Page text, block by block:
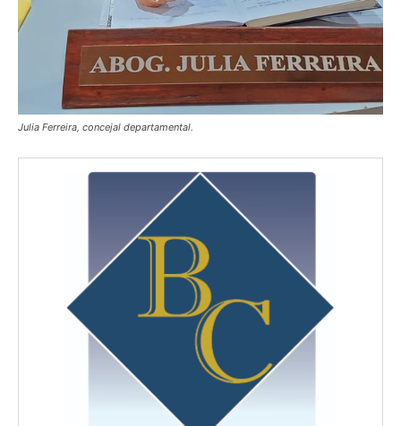
Julia Ferreira, concejal departamental.